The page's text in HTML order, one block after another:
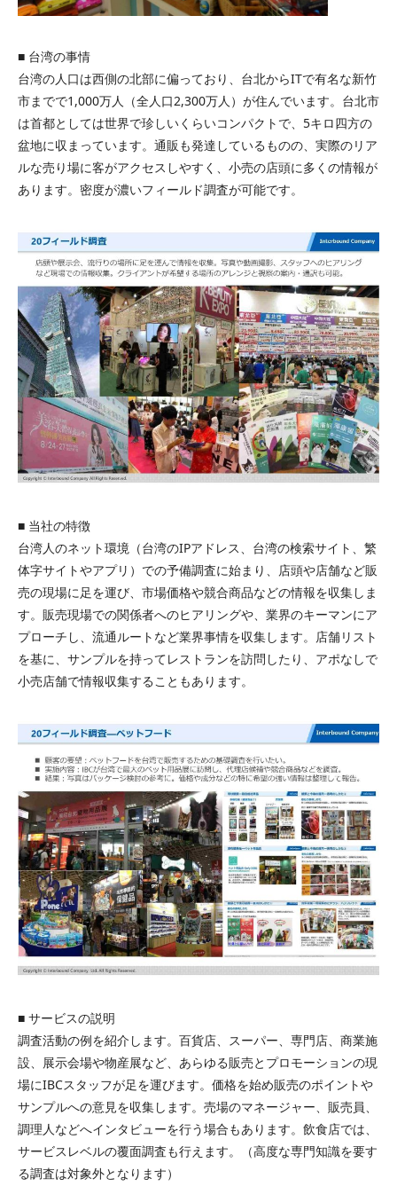
■ 台湾の事情
台湾の人口は西側の北部に偏っており、台北からITで有名な新竹
市までで1,000万人（全人口2,300万人）が住んでいます。台北市
は首都としては世界で珍しいくらいコンパクトで、5キロ四方の
盆地に収まっています。通販も発達しているものの、実際のリア
ルな売り場に客がアクセスしやすく、小売の店頭に多くの情報が
あります。密度が濃いフィールド調査が可能です。
■ 当社の特徴
台湾人のネット環境（台湾のIPアドレス、台湾の検索サイト、繁
体字サイトやアプリ）での予備調査に始まり、店頭や店舗など販
売の現場に足を運び、市場価格や競合商品などの情報を収集しま
す。販売現場での関係者へのヒアリングや、業界のキーマンにア
プローチし、流通ルートなど業界事情を収集します。店舗リスト
を基に、サンプルを持ってレストランを訪問したり、アポなしで
小売店舗で情報収集することもあります。
■ サービスの説明
調査活動の例を紹介します。百貨店、スーパー、専門店、商業施
設、展示会場や物産展など、あらゆる販売とプロモーションの現
場にIBCスタッフが足を運びます。価格を始め販売のポイントや
サンプルへの意見を収集します。売場のマネージャー、販売員、
調理人などへインタビューを行う場合もあります。飲食店では、
サービスレベルの覆面調査も行えます。（高度な専門知識を要す
る調査は対象外となります）